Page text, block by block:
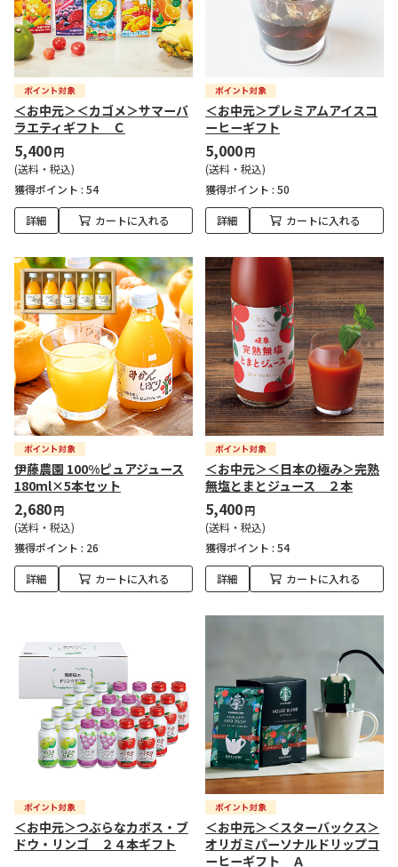
＜お中元＞＜カゴメ＞サマーバ
ラエティギフト Ｃ
5,400円
(送料・税込)
獲得ポイント : 54
詳細 カートに入れる
＜お中元＞プレミアムアイスコ
ーヒーギフト
5,000円
(送料・税込)
獲得ポイント : 50
詳細 カートに入れる
伊藤農園 100%ピュアジュース
180ml×5本セット
2,680円
(送料・税込)
獲得ポイント : 26
詳細 カートに入れる
＜お中元＞＜日本の極み＞完熟
無塩とまとジュース ２本
5,400円
(送料・税込)
獲得ポイント : 54
詳細 カートに入れる
＜お中元＞つぶらなカボス・ブ
ドウ・リンゴ ２４本ギフト
＜お中元＞＜スターバックス＞
オリガミパーソナルドリップコ
ーヒーギフト Ａ